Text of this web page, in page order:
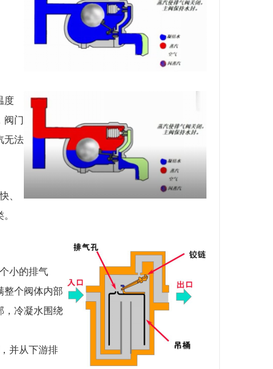
度
阀门
无法
、
小的排气
整个阀体内部
，冷凝水围绕
并从下游排